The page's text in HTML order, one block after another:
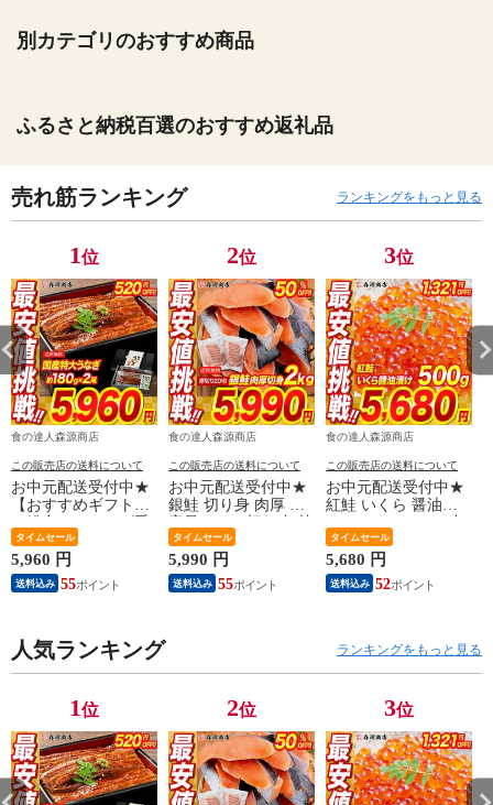
別カテゴリのおすすめ商品
ふるさと納税百選のおすすめ返礼品
売れ筋ランキング ランキングをもっと見る
1位
食の達人森源商店
この販売店の送料について
お中元配送受付中★
【おすすめギフト】
賞の鰻／ うなぎ 鰻
国産 無投薬うなぎ
180g前後×2本 送料無
料 山椒鰻たれ付お取
値挑戦！6480円
→5960円セール】
タイムセール
5,960 円
送料込み 55
2位
食の達人森源商店
この販売店の送料について
お中元配送受付中★
銀鮭 切り身 肉厚 大
用 さけ 鮭 焼き鮭 チ
リ産 朝食 おかず お
取り寄せグルメ 食品
【最安値挑戦！11980
タイムセール
5,990 円
送料込み 55
3位
食の達人森源商店
この販売店の送料について
お中元配送受付中★
紅鮭 いくら 醤油漬
粒 送料無料 お取り
寄せグルメ 食品 海
鮮 【最安値に挑戦！
7000円→5680円セー
タイムセール
5,680 円
送料込み 52
人気ランキング ランキングをもっと見る
1位 2位 3位